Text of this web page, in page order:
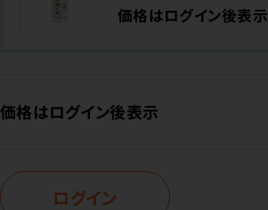
価格はログイン後表示
価格はログイン後表示
ログイン